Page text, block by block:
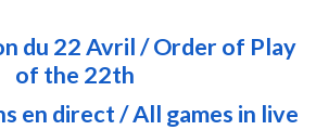
du 22 Avril / Order of Play
of the 22th
en direct / All games in live